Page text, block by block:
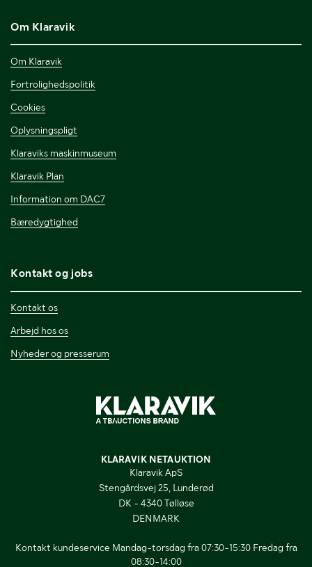
Om Klaravik
Om Klaravik
Fortrolighedspolitik
Cookies
Oplysningspligt
Klaraviks maskinmuseum
Klaravik Plan
Information om DAC7
Bæredygtighed
Kontakt og jobs
Kontakt os
Arbejd hos os
Nyheder og presserum
KLARAVIK NETAUKTION
Klaravik ApS
Stengårdsvej 25, Lunderød
DK - 4340 Tølløse
DENMARK
Kontakt kundeservice Mandag-torsdag fra 07:30-15:30 Fredag fra
08:30-14:00